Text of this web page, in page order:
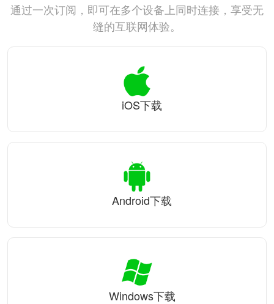
通过一次订阅，即可在多个设备上同时连接，享受无
缝的互联网体验。
iOS下载
Android下载
Windows下载